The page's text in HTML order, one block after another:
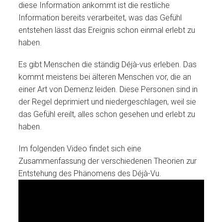
diese Information ankommt ist die restliche
Information bereits verarbeitet, was das Gefühl
entstehen lässt das Ereignis schon einmal erlebt zu
haben.
Es gibt Menschen die ständig Déjà-vus erleben. Das
kommt meistens bei älteren Menschen vor, die an
einer Art von Demenz leiden. Diese Personen sind in
der Regel deprimiert und niedergeschlagen, weil sie
das Gefühl ereilt, alles schon gesehen und erlebt zu
haben.
Im folgenden Video findet sich eine
Zusammenfassung der verschiedenen Theorien zur
Entstehung des Phänomens des Déjà-Vu.